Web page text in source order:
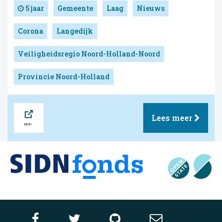
5 jaar Gemeente Laag Nieuws
Corona Langedijk
Veiligheidsregio Noord-Holland-Noord
Provincie Noord-Holland
Lees meer